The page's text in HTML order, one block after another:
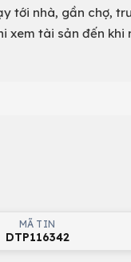
tới nhà, gần chợ,
xem tài sản đến khi
MÃ TIN
DTP116342